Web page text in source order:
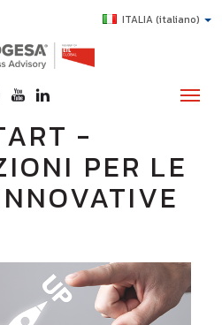
ITALIA(italiano)
-
PER LE